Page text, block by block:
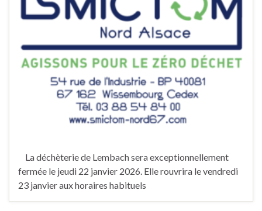
La déchèterie de Lembach sera exceptionnellement
fermée le jeudi 22 janvier 2026. Elle rouvrira le vendredi
23 janvier aux horaires habituels